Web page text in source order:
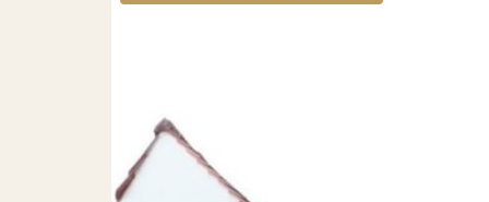
Convention hotel